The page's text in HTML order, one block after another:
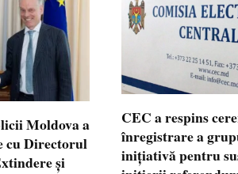
Moldova a
cu Directorul
și
CEC a respins
înregistrare a
inițiativă pentru